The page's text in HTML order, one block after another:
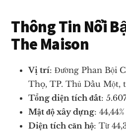
Thông Tin Nổi
The Maison
Vị trí: Đường Phan Bội
Thọ, TP. Thủ Dầu Một,
Tổng diện tích đất:
Mật độ xây dựng: 44,44%
Diện tích căn hộ: Từ